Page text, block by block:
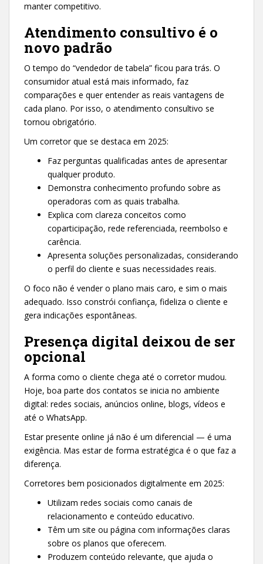
manter competitivo.
Atendimento consultivo é o
novo padrão
O tempo do “vendedor de tabela” ficou para trás. O
consumidor atual está mais informado, faz
comparações e quer entender as reais vantagens de
cada plano. Por isso, o atendimento consultivo se
tornou obrigatório.
Um corretor que se destaca em 2025:
Faz perguntas qualificadas antes de apresentar
qualquer produto.
Demonstra conhecimento profundo sobre as
operadoras com as quais trabalha.
Explica com clareza conceitos como
coparticipação, rede referenciada, reembolso e
carência.
Apresenta soluções personalizadas, considerando
o perfil do cliente e suas necessidades reais.
O foco não é vender o plano mais caro, e sim o mais
adequado. Isso constrói confiança, fideliza o cliente e
gera indicações espontâneas.
Presença digital deixou de ser
opcional
A forma como o cliente chega até o corretor mudou.
Hoje, boa parte dos contatos se inicia no ambiente
digital: redes sociais, anúncios online, blogs, vídeos e
até o WhatsApp.
Estar presente online já não é um diferencial — é uma
exigência. Mas estar de forma estratégica é o que faz a
diferença.
Corretores bem posicionados digitalmente em 2025:
Utilizam redes sociais como canais de
relacionamento e conteúdo educativo.
Têm um site ou página com informações claras
sobre os planos que oferecem.
Produzem conteúdo relevante, que ajuda o